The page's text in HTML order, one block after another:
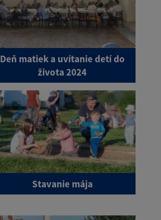
Deň matiek a uvítanie detí do
života 2024
Stavanie mája